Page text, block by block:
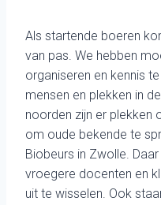
Als startende boeren
van pas. We hebben
organiseren en kennis
mensen en plekken in
noorden zijn er plekken
om oude bekende te
Biobeurs in Zwolle.
vroegere docenten en
uit te wisselen. Ook